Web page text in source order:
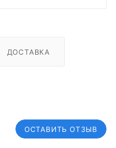
ДОСТАВКА
ОСТАВИТЬ ОТЗЫВ